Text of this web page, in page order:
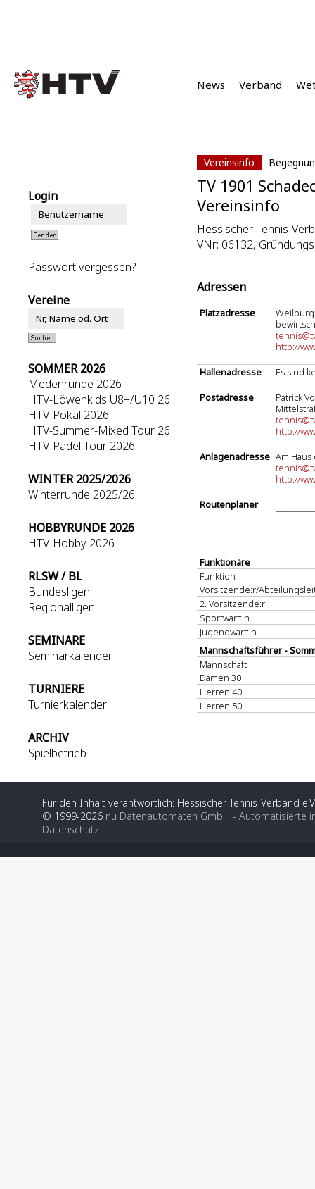
News Verband
Vereinsinfo
Login
Passwort vergessen?
Vereine
SOMMER 2026
Medenrunde 2026
HTV-Löwenkids U8+/U10 26
HTV-Pokal 2026
HTV-Summer-Mixed Tour 26
HTV-Padel Tour 2026
WINTER 2025/2026
Winterrunde 2025/26
HOBBYRUNDE 2026
HTV-Hobby 2026
RLSW / BL
Bundesligen
Regionalligen
SEMINARE
Seminarkalender
TURNIERE
Turnierkalender
ARCHIV
Spielbetrieb
TV 1901
Vereinsinfo
Hessischer Tennis-
VNr: 06132,
Adressen
Platzadresse
http://
Hallenadresse
Es sind
Postadresse
Patrick
http://
Anlagenadresse Am
http://
Routenplaner
Funktionäre
Funktion
Vorsitzende:r/
2. Vorsitzende:r
Sportwart:in
Jugendwart:in
Mannschaftsführer -
Mannschaft
Damen 30
Herren 40
Herren 50
Für den Inhalt verantwortlich: Hessischer Tennis-Verband
© 1999-2026 nu Datenautomaten GmbH - Automatisierte
Datenschutz